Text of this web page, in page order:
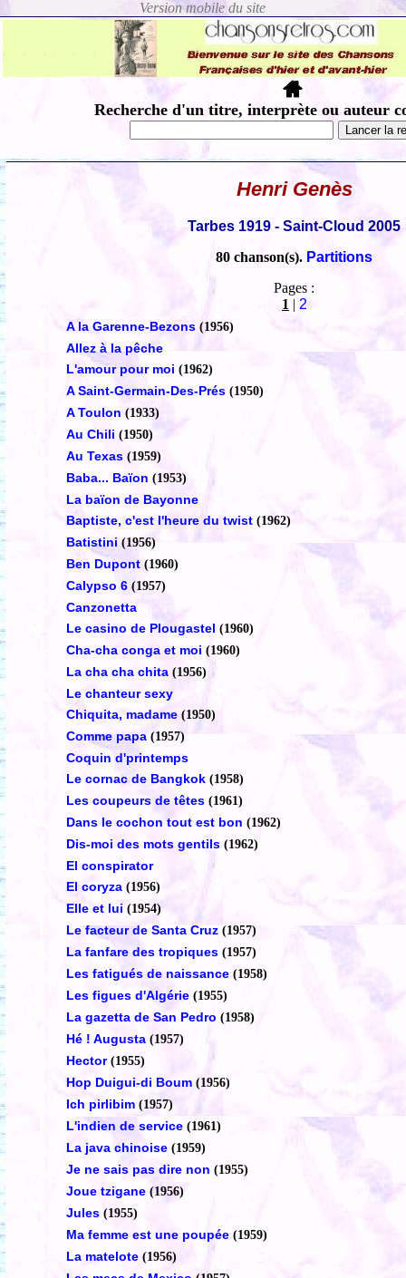
Recherche d'un titre, interprète ou auteur
Henri Genès
Tarbes 1919 - Saint-Cloud 2005
80 chanson(s). Partitions
Pages :
1 | 2
A la Garenne-Bezons (1956)
Allez à la pêche
L'amour pour moi (1962)
A Saint-Germain-Des-Prés (1950)
A Toulon (1933)
Au Chili (1950)
Au Texas (1959)
Baba... Baïon (1953)
La baïon de Bayonne
Baptiste, c'est l'heure du twist (1962)
Batistini (1956)
Ben Dupont (1960)
Calypso 6 (1957)
Canzonetta
Le casino de Plougastel (1960)
Cha-cha conga et moi (1960)
La cha cha chita (1956)
Le chanteur sexy
Chiquita, madame (1950)
Comme papa (1957)
Coquin d'printemps
Le cornac de Bangkok (1958)
Les coupeurs de têtes (1961)
Dans le cochon tout est bon (1962)
Dis-moi des mots gentils (1962)
El conspirator
El coryza (1956)
Elle et lui (1954)
Le facteur de Santa Cruz (1957)
La fanfare des tropiques (1957)
Les fatigués de naissance (1958)
Les figues d'Algérie (1955)
La gazetta de San Pedro (1958)
Hé ! Augusta (1957)
Hector (1955)
Hop Duigui-di Boum (1956)
Ich pirlibim (1957)
L'indien de service (1961)
La java chinoise (1959)
Je ne sais pas dire non (1955)
Joue tzigane (1956)
Jules (1955)
Ma femme est une poupée (1959)
La matelote (1956)